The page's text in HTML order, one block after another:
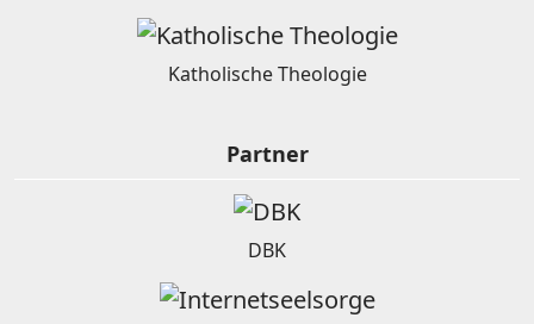
Katholische Theologie
Partner
DBK